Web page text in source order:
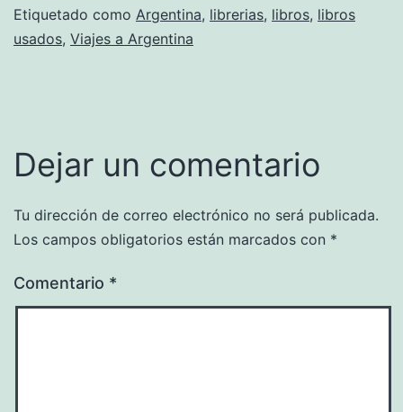
Etiquetado como Argentina, librerias, libros, libros
usados, Viajes a Argentina
Dejar un comentario
Tu dirección de correo electrónico no será publicada.
Los campos obligatorios están marcados con *
Comentario *